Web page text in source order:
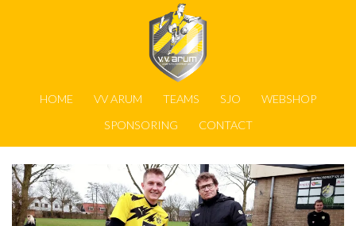
HOME VV ARUM TEAMS SJO
WEBSHOP
SPONSORING
CONTACT